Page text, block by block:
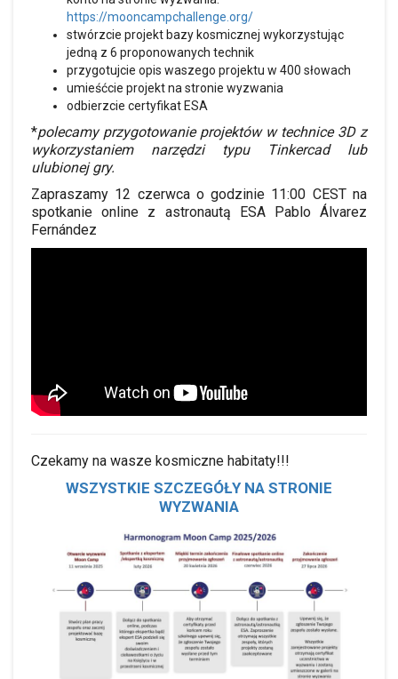
https://mooncampchallenge.org/
stwórzcie projekt bazy kosmicznej wykorzystując
jedną z 6 proponowanych technik
przygotujcie opis waszego projektu w 400 słowach
umieśćcie projekt na stronie wyzwania
odbierzcie certyfikat ESA
*polecamy przygotowanie projektów w technice 3D z
wykorzystaniem narzędzi typu Tinkercad lub
ulubionej gry.
Zapraszamy 12 czerwca o godzinie 11:00 CEST na
spotkanie online z astronautą ESA Pablo Álvarez
Fernández
Czekamy na wasze kosmiczne habitaty!!!
WSZYSTKIE SZCZEGÓŁY NA STRONIE
WYZWANIA